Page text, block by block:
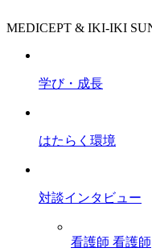
MEDICEPT & IKI-IKI
学び・成長
はたらく環境
対談インタビュー
看護師 看護師